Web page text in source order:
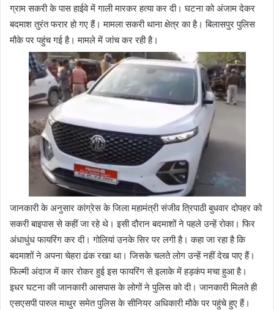
ग्राम सकरी के पास हाईवे में गाली मारकर हत्या कर दी। घटना को अंजाम देकर
बदमाश तुरंत फरार हो गए हैं। मामला सकरी थाना क्षेत्र का है। बिलासपुर पुलिस
मौके पर पहुंच गई है। मामले में जांच कर रही है।
जानकारी के अनुसार कांग्रेस के जिला महामंत्री संजीव त्रिपाठी बुधवार दोपहर को
सकरी बाइपास से कहीं जा रहे थे। इसी दौरान बदमाशों ने पहले उन्हें रोका। फिर
अंधाधुंध फायरिंग कर दी। गोलियां उनके सिर पर लगी है। कहा जा रहा है कि
बदमाशों ने अपना चेहरा ढंक रखा था। जिसके चलते लोग उन्हें नहीं देख पाए हैं।
फिल्मी अंदाज में कार रोकर हुई इस फायरिंग से इलाके में हड़कंप मचा हुआ है।
इधर घटना की जानकारी आसपास के लोगों ने पुलिस को दी। जानकारी मिलते ही
एसएसपी पारुल माथुर समेत पुलिस के सीनियर अधिकारी मौके पर पहुंचे हुए हैं।